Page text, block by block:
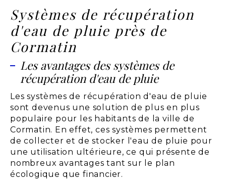
Systèmes de récupération
d'eau de pluie près de
Cormatin
Les avantages des systèmes de
récupération d'eau de pluie
Les systèmes de récupération d'eau de pluie
sont devenus une solution de plus en plus
populaire pour les habitants de la ville de
Cormatin. En effet, ces systèmes permettent
de collecter et de stocker l'eau de pluie pour
une utilisation ultérieure, ce qui présente de
nombreux avantages tant sur le plan
écologique que financier.